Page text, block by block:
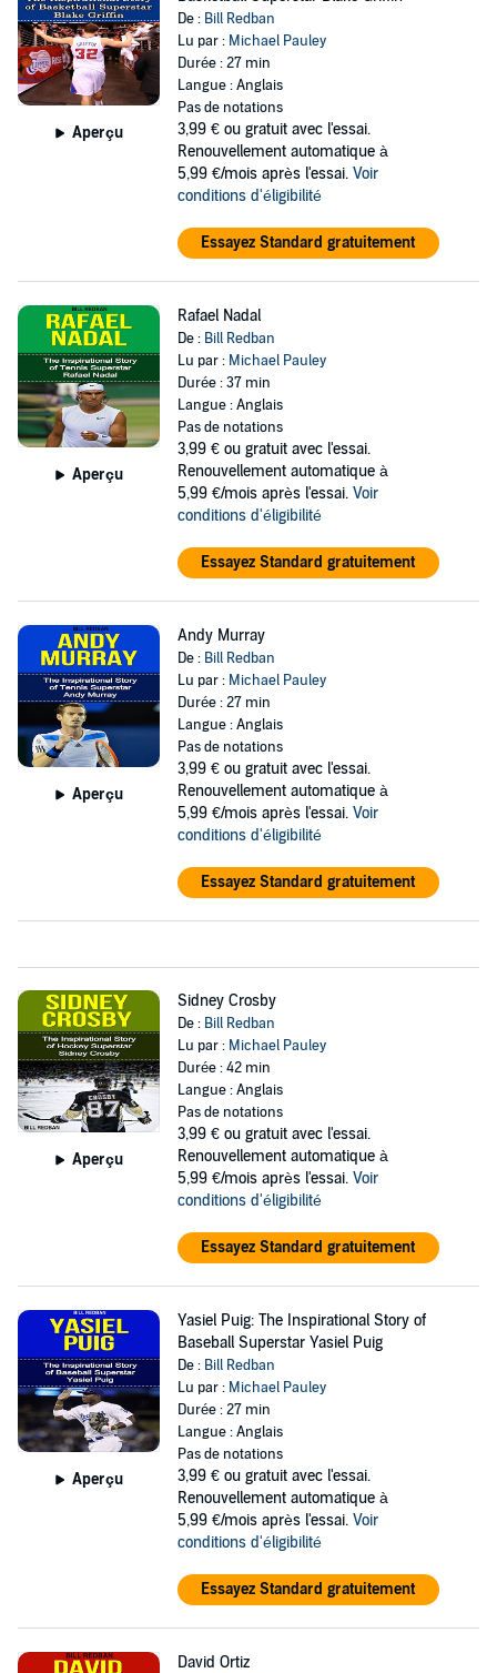
Aperçu
De : Bill Redban
Lu par : Michael Pauley
Durée : 27 min
Langue : Anglais
Pas de notations
3,99 € ou gratuit avec l'essai.
Renouvellement automatique à
5,99 €/mois après l'essai. Voir
conditions d'éligibilité
Essayez Standard gratuitement
Aperçu
Rafael Nadal
De : Bill Redban
Lu par : Michael Pauley
Durée : 37 min
Langue : Anglais
Pas de notations
3,99 € ou gratuit avec l'essai.
Renouvellement automatique à
5,99 €/mois après l'essai. Voir
conditions d'éligibilité
Essayez Standard gratuitement
Aperçu
Andy Murray
De : Bill Redban
Lu par : Michael Pauley
Durée : 27 min
Langue : Anglais
Pas de notations
3,99 € ou gratuit avec l'essai.
Renouvellement automatique à
5,99 €/mois après l'essai. Voir
conditions d'éligibilité
Essayez Standard gratuitement
Aperçu
Sidney Crosby
De : Bill Redban
Lu par : Michael Pauley
Durée : 42 min
Langue : Anglais
Pas de notations
3,99 € ou gratuit avec l'essai.
Renouvellement automatique à
5,99 €/mois après l'essai. Voir
conditions d'éligibilité
Essayez Standard gratuitement
Aperçu
Yasiel Puig: The Inspirational Story of
Baseball Superstar Yasiel Puig
De : Bill Redban
Lu par : Michael Pauley
Durée : 27 min
Langue : Anglais
Pas de notations
3,99 € ou gratuit avec l'essai.
Renouvellement automatique à
5,99 €/mois après l'essai. Voir
conditions d'éligibilité
Essayez Standard gratuitement
David Ortiz